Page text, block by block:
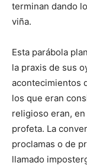
terminan dando
viña.
Esta parábola
la praxis de sus
acontecimientos
los que eran
religioso eran,
profeta. La
proclamas o de
llamado